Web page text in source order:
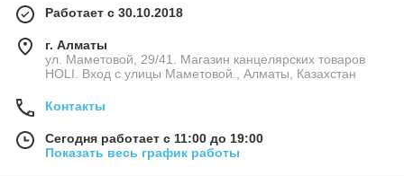
Работает с 30.10.2018
г. Алматы
ул. Маметовой, 29/41. Магазин канцелярских товаров
HOLI. Вход с улицы Маметовой., Алматы, Казахстан
Контакты
Сегодня работает с 11:00 до 19:00
Показать весь график работы